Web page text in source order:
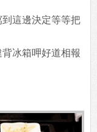
這邊決定等等把
冰箱呷好道相報